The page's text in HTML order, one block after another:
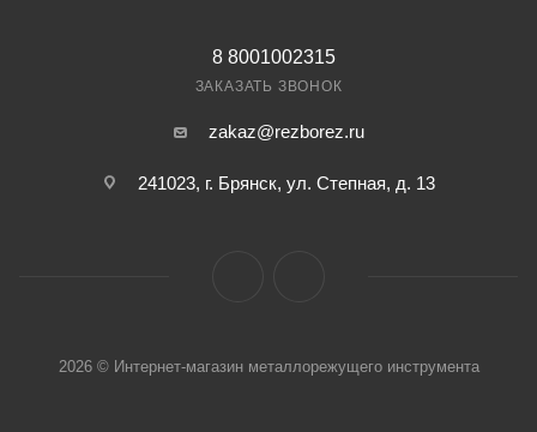
8 8001002315
ЗАКАЗАТЬ ЗВОНОК
zakaz@rezborez.ru
241023, г. Брянск, ул. Степная, д. 13
2026 © Интернет-магазин металлорежущего инструмента